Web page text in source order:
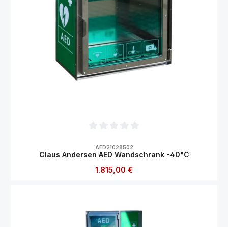
AED21028502
Claus Andersen AED Wandschrank -40°C
Regulärer Preis:
1.815,00 €